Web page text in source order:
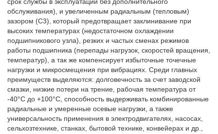
срок службы в эксплуатации без дополнительного
обслуживания), и увеличенным радиальным (тепловым)
зазором (C3), который предотвращает заклинивание при
высоких температурах (недостаточном охлаждении
подшипникового узла), резких и частых сменах режимов
работы подшипника (перепады нагрузок, скоростей вращения,
температур), а так же компенсирует избыточные точечные
нагрузки и микросмещения при вибрациях. Среди главных
преимуществ выделяются: долговечность за счет заводской
смазки, низкие потери на трение, рабочая температура от
-40°C до +100°C, способность выдерживать комбинированные
радиальные и умеренные осевые нагрузки, а также
универсальность применения в электродвигателях, насосах,
сельхозтехнике, станках, бытовой технике, конвейерах и др.,